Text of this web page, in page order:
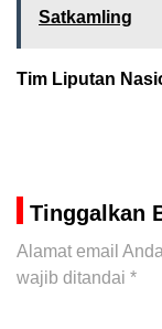
Satkamling
Tim Liputan
Tinggalkan
Alamat email
wajib ditandai *